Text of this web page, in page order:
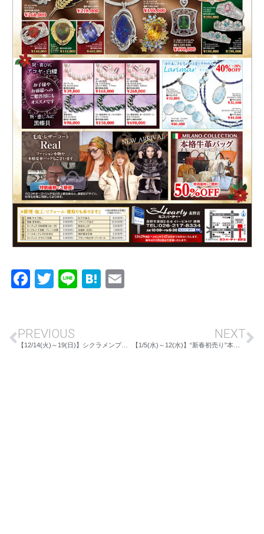
Facebook
Twitter
LineHatena
PREVIOUS NEXT
【1/5(水)～12(水)】“新春初売り”本格占い＆超豪華福袋